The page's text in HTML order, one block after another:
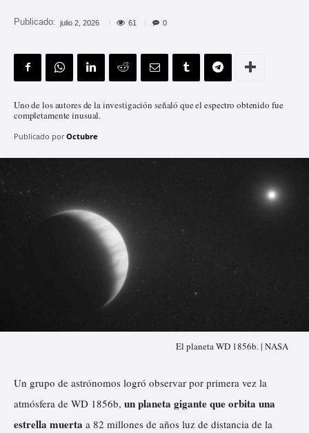
Publicado: julio 2, 2026 61 0
Uno de los autores de la investigación señaló que el espectro obtenido fue
completamente inusual.
Publicado por Octubre
El planeta WD 1856b. | NASA
Un grupo de astrónomos logró observar por primera vez la
atmósfera de WD 1856b, un planeta gigante que orbita una
estrella muerta a 82 millones de años luz de distancia de la